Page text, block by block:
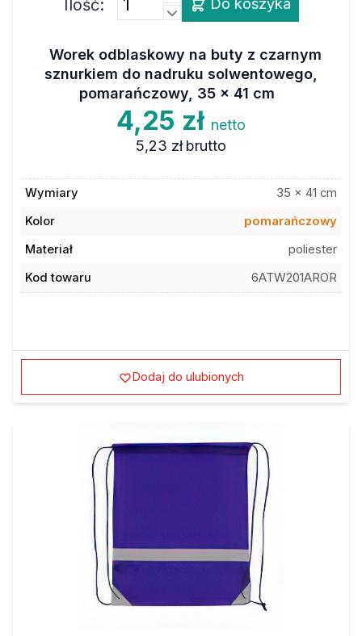
Ilość: Do koszyka
Worek odblaskowy na buty z czarnym
sznurkiem do nadruku solwentowego,
pomarańczowy, 35 x 41 cm
4,25 zł netto
5,23 zł brutto
Wymiary
35 x 41 cm
Kolor
pomarańczowy
Materiał
poliester
Kod towaru
6ATW201AROR
Dodaj do ulubionych